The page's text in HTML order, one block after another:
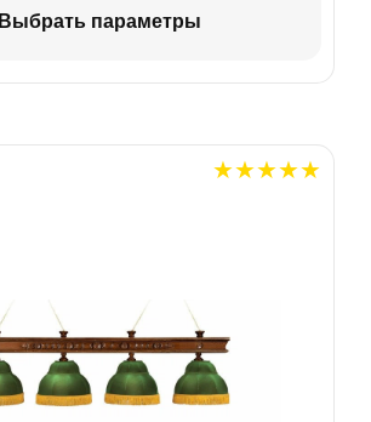
Выбрать параметры